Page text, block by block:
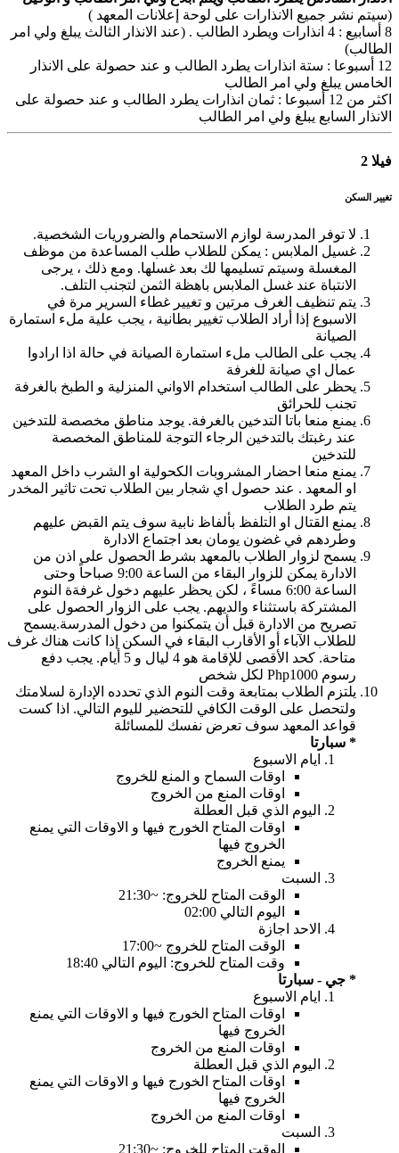
(سيتم نشر جميع الانذارات على لوحة إعلانات المعهد )
8 أسابيع : 4 انذارات ويطرد الطالب . (عند الانذار الثالث يبلغ ولي امر
الطالب)
12 أسبوعا : ستة انذارات يطرد الطالب و عند حصولة على الانذار
الخامس يبلغ ولي امر الطالب
اكثر من 12 أسبوعا : ثمان انذارات يطرد الطالب و عند حصولة على
الانذار السابع يبلغ ولي امر الطالب
فيلا 2
تغيير السكن
لا توفر المدرسة لوازم الاستحمام والضروريات الشخصية.
غسيل الملابس : يمكن للطلاب طلب المساعدة من موظف
المغسلة وسيتم تسليمها لك بعد غسلها. ومع ذلك ، يرجى
الانتباة عند غسل الملابس باهظة الثمن لتجنب التلف.
يتم تنظيف الغرف مرتين و تغيير غطاء السرير مرة في
الاسبوع إذا أراد الطلاب تغيير بطانية ، يجب علية ملء استمارة
الصيانة
يجب على الطالب ملء استمارة الصيانة في حالة اذا ارادوا
عمال اي صيانة للغرفة
يحظر على الطالب استخدام الاواني المنزلية و الطبخ بالغرفة
تجنب للحرائق
يمنع منعا باتا التدخين بالغرفة. يوجد مناطق مخصصة للتدخين
عند رغبتك بالتدخين الرجاء التوجة للمناطق المخصصة
للتدخين
يمنع منعا احضار المشروبات الكحولية او الشرب داخل المعهد
او المعهد . عند حصول اي شجار بين الطلاب تحت تاثير المخدر
يتم طرد الطلاب
يمنع القتال او التلفظ بألفاظ نابية سوف يتم القبض عليهم
وطردهم في غضون يومان بعد اجتماع الادارة
يسمح لزوار الطلاب بالمعهد بشرط الحصول على اذن من
الادارة يمكن للزوار البقاء من الساعة 9:00 صباحاً وحتى
الساعة 6:00 مساءً ، لكن يحظر عليهم دخول غرفةة النوم
المشتركة باستثناء والديهم. يجب على الزوار الحصول على
تصريح من الادارة قبل أن يتمكنوا من دخول المدرسة.يسمح
للطلاب الآباء أو الأقارب البقاء في السكن إذا كانت هناك غرف
متاحة. كحد الأقصى للإقامة هو 4 ليال و 5 أيام. يجب دفع
رسوم Php1000 لكل شخص
يلتزم الطلاب بمتابعة وقت النوم الذي تحدده الإدارة لسلامتك
ولتحصل على الوقت الكافي للتحضير لليوم التالي. اذا كست
قواعد المعهد سوف تعرض نفسك للمسائلة
* سبارتا
ايام الاسبوع
اوقات السماح و المنع للخروج
اوقات المنع من الخروج
اليوم الذي قبل العطلة
اوقات المتاح الخورج فيها و الاوقات التي يمنع
الخروج فيها
يمنع الخروج
السبت
الوقت المتاح للخروج: ~21:30
اليوم التالي 02:00
الاحد اجازة
الوقت المتاح للخروج ~17:00
وقت المتاح للخروج: اليوم التالي 18:40
* جي - سبارتا
ايام الاسبوع
اوقات المتاح الخورج فيها و الاوقات التي يمنع
الخروج فيها
اوقات المنع من الخروج
اليوم الذي قبل العطلة
اوقات المتاح الخورج فيها و الاوقات التي يمنع
الخروج فيها
اوقات المنع من الخروج
السبت
الوقت المتاح للخروج: ~21:30